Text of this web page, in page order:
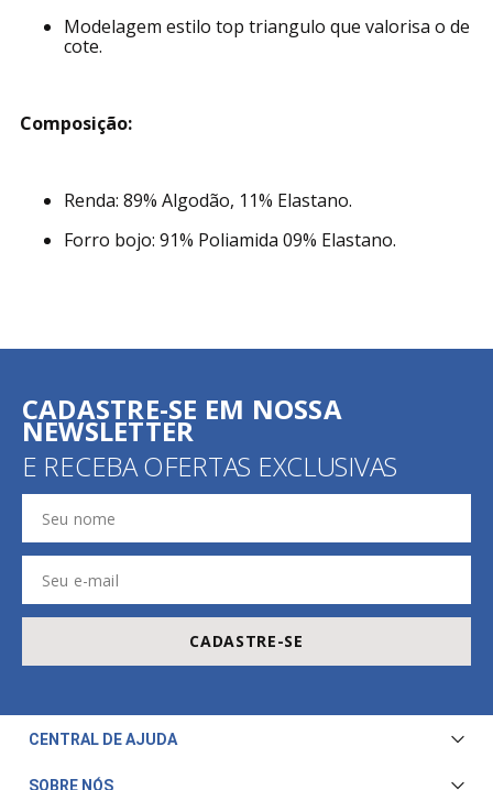
Modelagem estilo top triangulo que valorisa o de
cote.
Composição:
Renda: 89% Algodão, 11% Elastano.
Forro bojo: 91% Poliamida 09% Elastano.
CADASTRE-SE EM NOSSA
NEWSLETTER
E RECEBA OFERTAS EXCLUSIVAS
CADASTRE-SE
CENTRAL DE AJUDA
Central de Atendimento
SOBRE NÓS